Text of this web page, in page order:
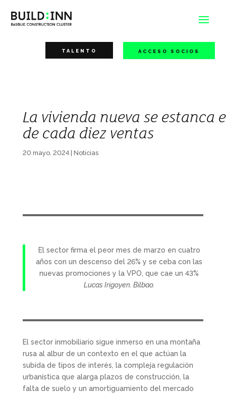
TALENTO ACCESO SOCIOS
La vivienda nueva se estanca
de cada diez ventas
20 mayo, 2024| Noticias
El sector firma el peor mes de marzo en cuatro
años con un descenso del 26% y se ceba con las
nuevas promociones y la VPO, que cae un 43%
Lucas Irigoyen. Bilbao.
El sector inmobiliario sigue inmerso en una montaña
rusa al albur de un contexto en el que actúan la
subida de tipos de interés, la compleja regulación
urbanística que alarga plazos de construcción, la
falta de suelo y un amortiguamiento del mercado